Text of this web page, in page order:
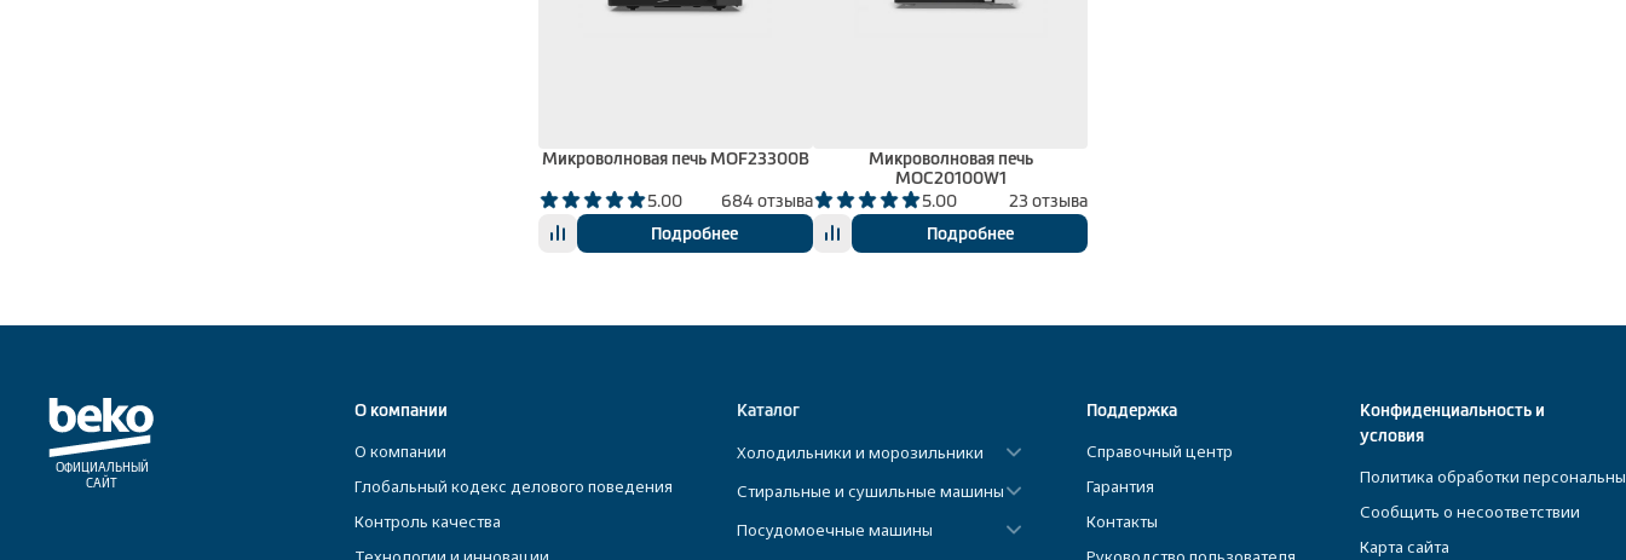
Микроволновая печь MOF23300B
5.00
684 отзыва
Подробнее
Микроволновая печь
MOC20100W1
5.00
23 отзыва
Подробнее
ОФИЦИАЛЬНЫЙ
САЙТ
О компании
О компании
Глобальный кодекс делового поведения
Контроль качества
Каталог
Холодильники и морозильники
Стиральные и сушильные машины
Посудомоечные машины
Поддержка
Справочный центр
Гарантия
Контакты
Конфиденциальность и
условия
Политика обработки
Сообщить о несоответствии
Карта сайта